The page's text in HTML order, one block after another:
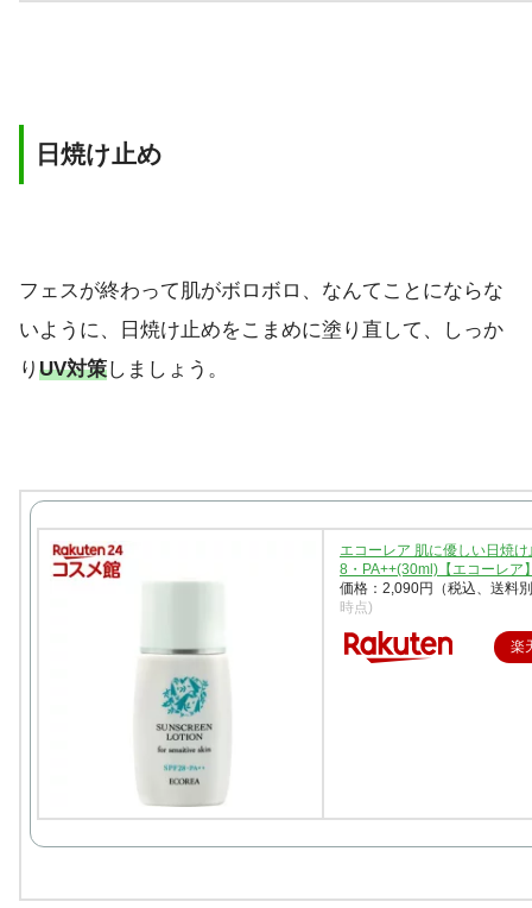
日焼け止め
フェスが終わって肌がボロボロ、なんてことにならな
いように、日焼け止めをこまめに塗り直して、しっか
り UV対策しましょう。
エコーレア 肌に優しい日焼
8・PA++(30ml)【エコーレア
価格：2,090円（税込、送料
時点)
楽